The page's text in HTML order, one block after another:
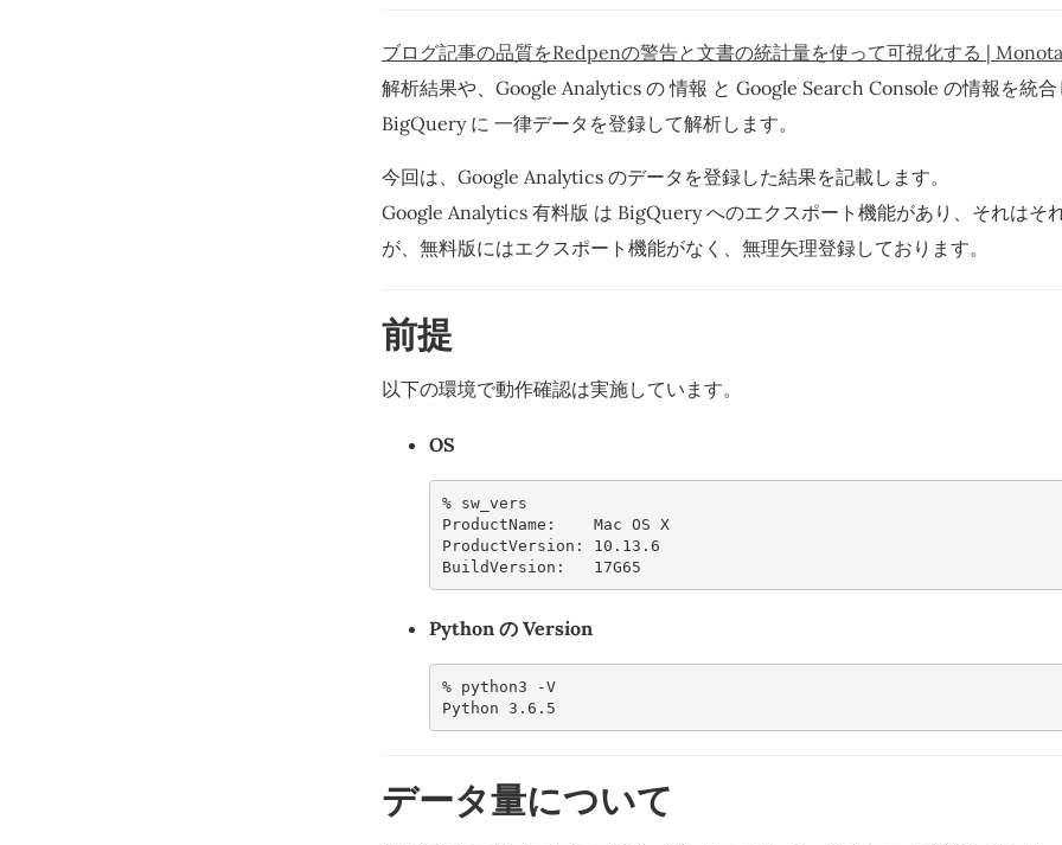
ブログ記事の品質をRedpenの警告と文書の統計量を使って可視化する |
解析結果や、Google Analytics の 情報 と Google Search Console の情報を統
BigQuery に 一律データを登録して解析します。
今回は、Google Analytics のデータを登録した結果を記載します。
Google Analytics 有料版 は BigQuery へのエクスポート機能があり、それはそ
が、無料版にはエクスポート機能がなく、無理矢理登録しております。
前提
以下の環境で動作確認は実施しています。
OS
% sw_vers
ProductName:    Mac OS X
ProductVersion: 10.13.6
BuildVersion:   17G65
Python の Version
% python3
-V
Python 3.6.5
データ量について